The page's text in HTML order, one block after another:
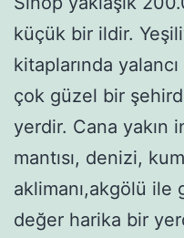
küçük bir ildir.
kitaplarında
çok güzel bir
yerdir. Cana yakın
mantısı, denizi,
aklimanı,akgölü
değer harika bir